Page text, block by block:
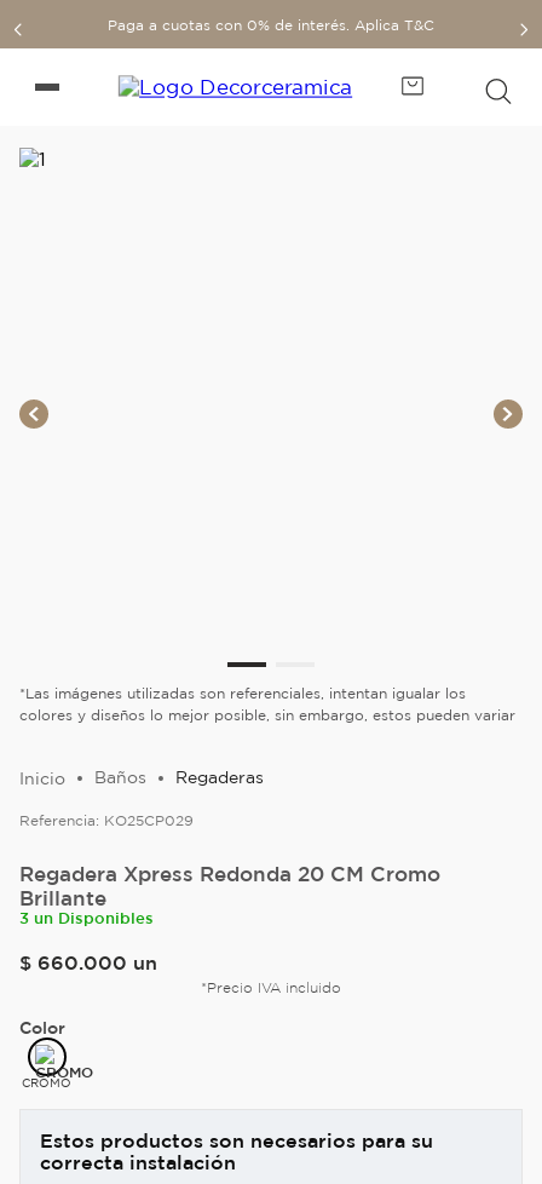
Paga a cuotas con 0% de interés. Aplica T&C
*Las imágenes utilizadas son referenciales, intentan igualar los
colores y diseños lo mejor posible, sin embargo, estos pueden variar
Baños Regaderas
Referencia: KO25CP029
Regadera Xpress Redonda 20 CM Cromo
Brillante
3 un Disponibles
$ 660.000 un
*Precio IVA incluido
Color
CROMO
Estos productos son necesarios para su
correcta instalación